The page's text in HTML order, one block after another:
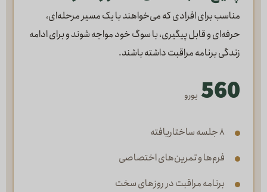
مناسب برای افرادی که می‌خواهند با یک مسیر مرحله‌ای،
حرفه‌ای و قابل پیگیری، با سوگ خود مواجه شوند و برای ادامه
زندگی برنامه مراقبت داشته باشند.
560 یورو
۸ جلسه ساختاریافته
فرم‌ها و تمرین‌های اختصاصی
برنامه مراقبت در روزهای سخت